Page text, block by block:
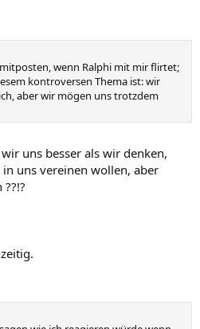
wenn Ralphi mit mir flirtet;
kontroversen Thema ist: wir
aber wir mögen uns trotzdem
uns besser als wir denken,
uns vereinen wollen, aber